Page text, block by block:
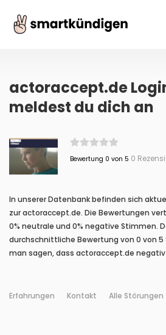
actoraccept.de
meldest du dich an
Bewertung 0 von 5 0
In unserer Datenbank befinden sich
zur actoraccept.de. Die Bewertungen
0% neutrale und 0% negative Stimmen.
durchschnittliche Bewertung von 0 von
man sagen, dass actoraccept.de
Erfahrungen Kontakt Alle Störungen